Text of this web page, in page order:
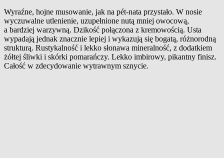
Wyraźne, hojne musowanie, jak na pét-nata przystało. W nosie
wyczuwalne utlenienie, uzupełnione nutą mniej owocową,
a bardziej warzywną. Dzikość połączona z kremowością. Usta
wypadają jednak znacznie lepiej i wykazują się bogatą, różnorodną
strukturą. Rustykalność i lekko słonawa mineralność, z dodatkiem
żółtej śliwki i skórki pomarańczy. Lekko imbirowy, pikantny finisz.
Całość w zdecydowanie wytrawnym sznycie.